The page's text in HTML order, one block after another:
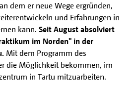
dem er neue Wege ergründen,
und Erfahrungen in
kann. Seit August absolviert
im Norden" in der
Mit dem Programm des
die Möglichkeit bekommen, im
in Tartu mitzuarbeiten.